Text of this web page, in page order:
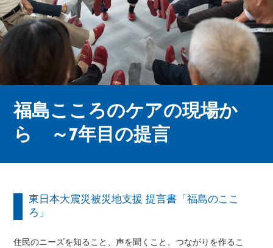
福島こころのケアの現場か
ら ～7年目の提言
東日本大震災被災地支援 提言書「福島のここ
ろ」
住民のニーズを知ること、声を聞くこと、つながりを作るこ